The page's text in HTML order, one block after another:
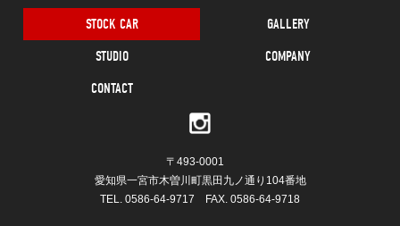
STOCK CAR
GALLERY
STUDIO
COMPANY
CONTACT
〒493-0001
愛知県一宮市木曽川町黒田九ノ通り104番地
TEL. 0586-64-9717 FAX. 0586-64-9718